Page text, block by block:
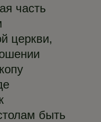
часть
церкви,
быть